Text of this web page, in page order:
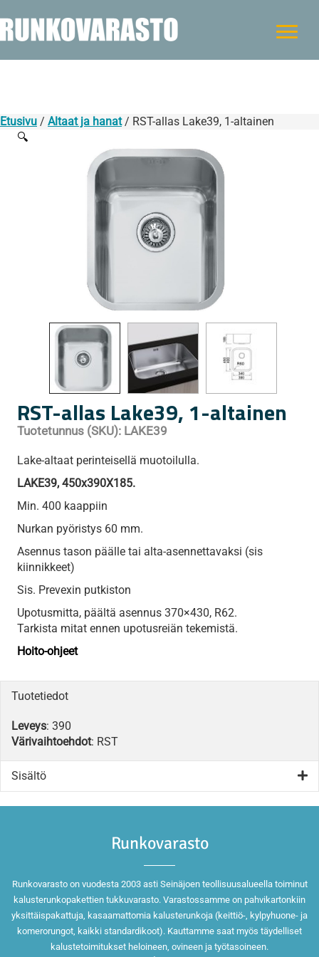
Etusivu / Altaat ja hanat/ RST-allas Lake39, 1-altainen
🔍
RST-allas Lake39, 1-altainen
Tuotetunnus (SKU): LAKE39
Lake-altaat perinteisellä muotoilulla.
LAKE39, 450x390X185.
Min. 400 kaappiin
Nurkan pyöristys 60 mm.
Asennus tason päälle tai alta-asennettavaksi (sis
kiinnikkeet)
Sis. Prevexin putkiston
Upotusmitta, päältä asennus 370×430, R62.
Tarkista mitat ennen upotusreiän tekemistä.
Hoito-ohjeet
Tuotetiedot
Leveys: 390
Värivaihtoehdot: RST
Sisältö
Runkovarasto
Runkovarasto on vuodesta 2003 asti Seinäjoen teollisuusalueella toiminut
kalusterunkopakettien tukkuvarasto. Varastossamme on pahvikartonkiin
yksittäispakattuja, kasaamattomia kalusterunkoja (keittiö-, kylpyhuone- ja
komerorungot, kaikki standardikoot). Kauttamme saat myös täydelliset
kalustetoimitukset heloineen, ovineen ja työtasoineen.